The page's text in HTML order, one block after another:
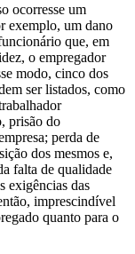
um
exemplo, um dano
que, em
o empregador
modo, cinco dos
ser listados, como
prisão do
perda de
dos mesmos e,
falta de qualidade
exigências das
imprescindível
quanto para o